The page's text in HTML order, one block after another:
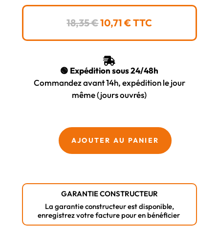
18,35€LE
ÉTAIT :
18,35 €.
10,71€LE
10,71 €.
TTC

🟢 Expédition sous 24/48h
Commandez avant 14h, expédition le jour
même (jours ouvrés)
spirale
07238
AJOUTER AU PANIER
GARANTIE CONSTRUCTEUR
La garantie constructeur est disponible,
enregistrez votre facture pour en bénéficier